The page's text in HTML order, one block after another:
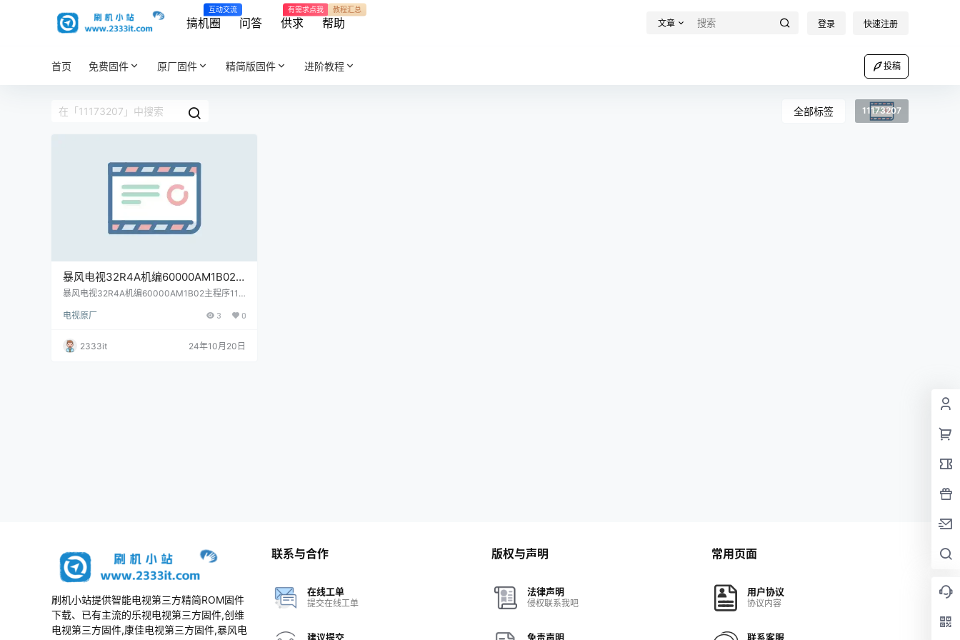
搞机圈
互动交流
问答 供求
有需求点我
帮助
教程汇总
文章 登录 快速注册
首页 免费固件 原厂固件 精简版固件 进阶教程 投稿
全部标签 11173207
暴风电视32R4A机编60000AM1B02
主程序11173207屏程序30173210配
机包
暴风电视32R4A机编60000AM1B02主程序111
厂程序U盘数据刷机包
电视原厂 3 0
2333it 24年10月20日
刷机小站提供智能电视第三方精简ROM固件
下载、已有主流的乐视电视第三方固件,创维
电视第三方固件,康佳电视第三方固件,暴风电
联系与合作
在线工单
提交在线工单
建议提交
版权与声明
法律声明
侵权联系我吧
免责声明
常用页面
用户协议
协议内容
联系客服